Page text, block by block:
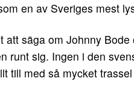
en av Sveriges mest
att säga om Johnny
runt sig. Ingen i den
till med så mycket